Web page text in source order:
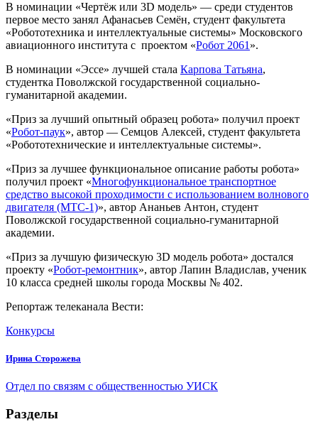
В номинации «Чертёж или 3D модель» — среди студентов
первое место занял Афанасьев Семён, студент факультета
«Робототехника и интеллектуальные системы» Московского
авиационного института с проектом «Робот 2061 ».
В номинации «Эссе» лучшей стала Карпова Татьяна,
студентка Поволжской государственной социально-
гуманитарной академии.
«Приз за лучший опытный образец робота» получил проект
«Робот-паук», автор — Семцов Алексей, студент факультета
«Робототехнические и интеллектуальные системы».
«Приз за лучшее функциональное описание работы робота»
получил проект «Многофункциональное транспортное
средство высокой проходимости с использованием волнового
двигателя (МТС-1)», автор Ананьев Антон, студент
Поволжской государственной социально-гуманитарной
академии.
«Приз за лучшую физическую 3D модель робота» достался
проекту «Робот-ремонтник», автор Лапин Владислав, ученик
10 класса средней школы города Москвы № 402.
Репортаж телеканала Вести:
Конкурсы
Ирина Сторожева
Отдел по связям с общественностью УИСК
Разделы